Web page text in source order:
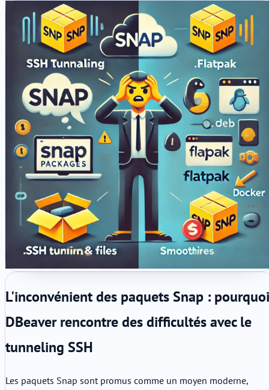
L'inconvénient des paquets Snap : pourquoi
DBeaver rencontre des difficultés avec le
tunneling SSH
Les paquets Snap sont promus comme un moyen moderne,